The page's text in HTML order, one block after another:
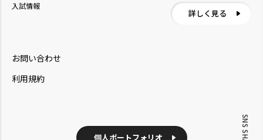
お問い合わせ
利用規約
個人ポートフォリオ
入試情報
詳しく見る